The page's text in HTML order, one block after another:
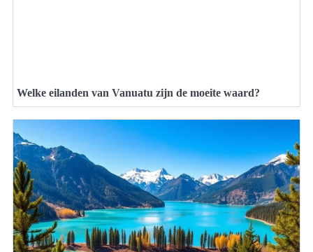
Welke eilanden van Vanuatu zijn de moeite waard?